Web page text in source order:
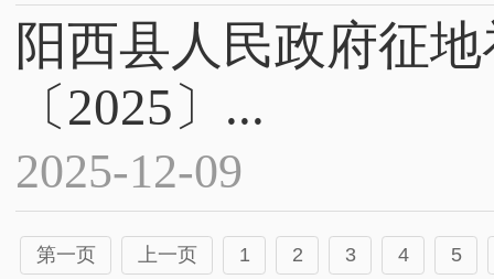
阳西县人民政府征
〔2025〕...
2025-12-09
第一页 上一页 1 2 3 4 5